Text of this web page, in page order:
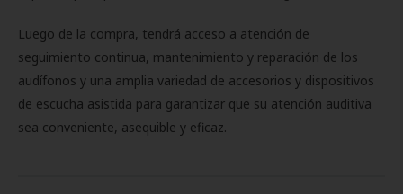
Luego de la compra, tendrá acceso a atención de
seguimiento continua, mantenimiento y reparación de los
audífonos y una amplia variedad de accesorios y dispositivos
de escucha asistida para garantizar que su atención auditiva
sea conveniente, asequible y eficaz.